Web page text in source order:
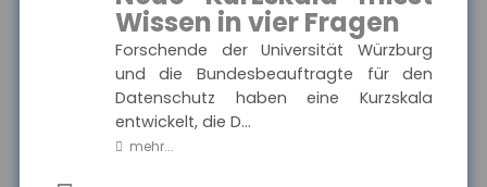
Wissen in vier Fragen
Forschende der Universität Würzburg
und die Bundesbeauftragte für den
Datenschutz haben eine Kurzskala
entwickelt, die D...
mehr...
Ausgewählte Produkte
Die
Haftpflichtkasse
-
Privathaftpflicht
wichtigen Informationen
und Druckstücke zur
privaten
Haftpflichtversicherung
der Haftpflichtkasse.